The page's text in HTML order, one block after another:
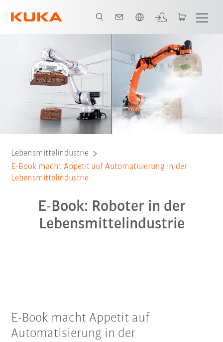
E-Book
Lebensmittelindustrie
E-Book macht Appetit auf Automatisierung in der
Lebensmittelindustrie
E-Book: Roboter in der
Lebensmittelindustrie
E-Book macht Appetit auf
Automatisierung in der